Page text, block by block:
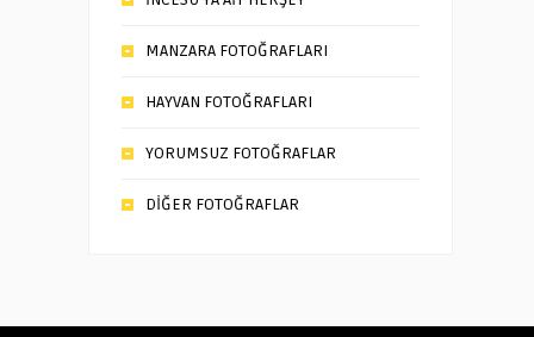
MANZARA FOTOĞRAFLARI
HAYVAN FOTOĞRAFLARI
YORUMSUZ FOTOĞRAFLAR
DİĞER FOTOĞRAFLAR